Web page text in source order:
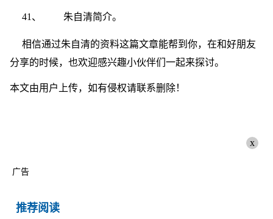
41、 朱自清简介。
相信通过朱自清的资料这篇文章能帮到你，在和好朋友
分享的时候，也欢迎感兴趣小伙伴们一起来探讨。
本文由用户上传，如有侵权请联系删除！
x
广告
推荐阅读